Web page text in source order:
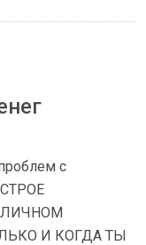
с
ЛИЧНОМ
И КОГДА ТЫ